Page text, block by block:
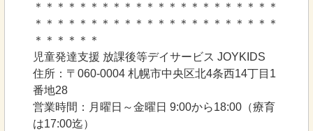
＊＊＊＊＊＊＊＊＊＊＊＊＊＊＊＊＊＊＊＊＊＊
＊＊＊＊＊＊＊＊＊＊＊＊＊＊＊＊＊＊＊＊＊＊
＊＊＊＊＊＊
児童発達支援 放課後等デイサービス JOYKIDS
住所：〒060-0004 札幌市中央区北4条西14丁目1
番地28
営業時間：月曜日～金曜日 9:00から18:00（療育
は17:00迄）